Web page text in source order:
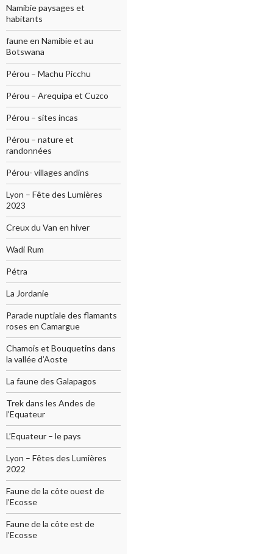
Namibie paysages et
habitants
faune en Namibie et au
Botswana
Pérou – Machu Picchu
Pérou – Arequipa et Cuzco
Pérou – sites incas
Pérou – nature et
randonnées
Pérou- villages andins
Lyon – Fête des Lumières
2023
Creux du Van en hiver
Wadi Rum
Pétra
La Jordanie
Parade nuptiale des flamants
roses en Camargue
Chamois et Bouquetins dans
la vallée d’Aoste
La faune des Galapagos
Trek dans les Andes de
l’Equateur
L’Equateur – le pays
Lyon – Fêtes des Lumières
2022
Faune de la côte ouest de
l’Ecosse
Faune de la côte est de
l’Ecosse